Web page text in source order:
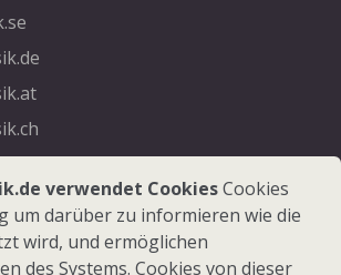
verwendet CookiesCookies
um darüber zu informieren wie die
wird, und ermöglichen
des Systems. Cookies von dieser